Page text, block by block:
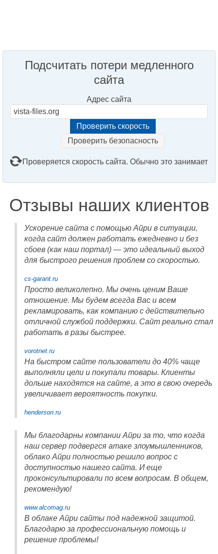
Подсчитать потери медленного
сайта
Адрес сайта
Проверить безопасность
Проверяется скорость сайта. Обычно это занимает
Отзывы наших клиентов
Ускорение сайта с помощью Айри в ситуации,
когда сайт должен работать ежедневно и без
сбоев (как наш портал) — это идеальный выход
для быстрого решения проблем со скоростью.
cs-garant.ru
Просто великолепно. Мы очень ценим Ваше
отношение. Мы будем всегда Вас и всем
рекламировать, как компанию с действительно
отличной службой поддержки. Сайт реально стал
работать в разы быстрее.
vorotnet.ru
На быстром сайте пользователи до 40% чаще
выполняли цели и покупали товары. Клиенты
дольше находятся на сайте, а это в свою очередь
увеличивает вероятность покупки.
henderson.ru
Мы благодарны компании Айри за то, что когда
наш сервер подвергся атаке злоумышленников,
облако Айри полностью решило вопрос с
доступностью нашего сайта. И еще
проконсультировали по всем вопросам. В общем,
рекомендую!
www.alcomag.ru
В облаке Айри сайты под надежной защитой.
Благодарю за профессиональную помощь и
решение проблемы!